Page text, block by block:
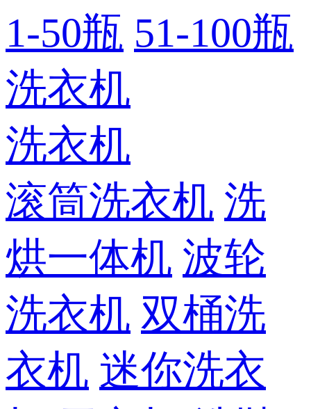
1-50瓶 51-100瓶
洗衣机
洗衣机
滚筒洗衣机 洗
烘一体机 波轮
洗衣机 双桶洗
衣机 迷你洗衣